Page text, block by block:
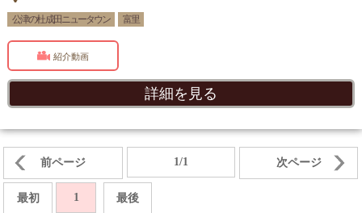
公津の杜 成田ニュータウン 富里
紹介動画
詳細を見る
前ページ 1/1 次ページ
最初 1 最後